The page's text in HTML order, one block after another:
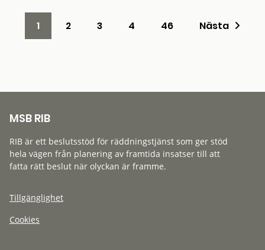
1 2 3 4 46 Nästa
MSB RIB
RIB är ett beslutsstöd för räddningstjänst som ger stöd
hela vägen från planering av framtida insatser till att
fatta rätt beslut när olyckan är framme.
Tillgänglighet
Cookies